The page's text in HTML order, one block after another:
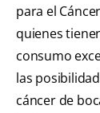
para el
quienes
consumo
las
cáncer de